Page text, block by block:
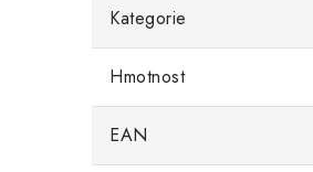
Kategorie
Hmotnost
EAN